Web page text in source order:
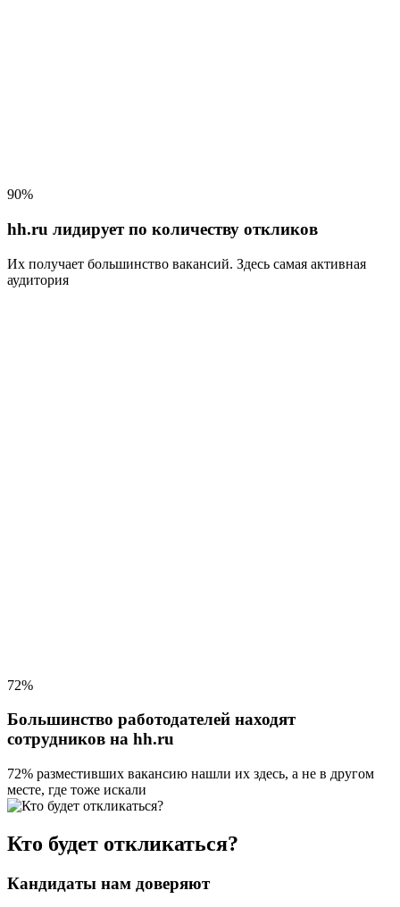
90%
hh.ru лидирует по количеству откликов
Их получает большинство вакансий. Здесь самая активная
аудитория
72%
Большинство работодателей находят
сотрудников на hh.ru
72% разместивших вакансию нашли их здесь, а не в другом
месте, где тоже искали
Кто будет откликаться?
Кандидаты нам доверяют